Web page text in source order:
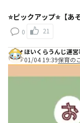
⭐️ピックアップ⭐️【あ
0 21
ほいくらうんじ運営
01/04 19:39保育の